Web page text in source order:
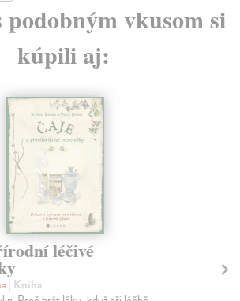
podobným vkusom si
kúpili aj:
léčivé
| Kniha